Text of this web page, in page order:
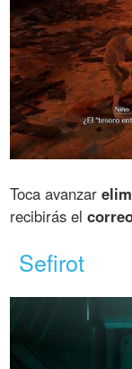
Toca avanzar
recibirás el
Sefirot